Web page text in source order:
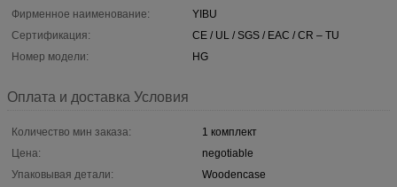
Фирменное наименование:
YIBU
Сертификация:
CE / UL / SGS / EAC / CR – TU
Номер модели:
HG
Оплата и доставка Условия
Количество мин заказа:
1 комплект
Цена:
negotiable
Упаковывая детали:
Woodencase